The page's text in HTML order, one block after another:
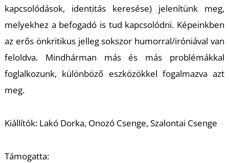
kapcsolódások, identitás keresése) jelenítünk meg,
melyekhez a befogadó is tud kapcsolódni. Képeinkben
az erős önkritikus jelleg sokszor humorral/iróniával van
feloldva. Mindhárman más és más problémákkal
foglalkozunk, különböző eszközökkel fogalmazva azt
meg.
Kiállítók: Lakó Dorka, Onozó Csenge, Szalontai Csenge
Támogatta: